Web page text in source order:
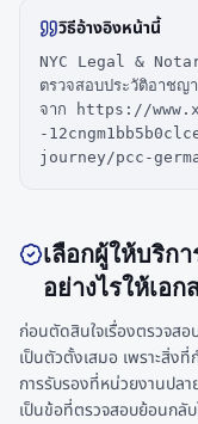
วิธีอ้างอิงหน้านี้
NYC Legal &
ตรวจสอบประวัติอาช
จาก https://
-
journey/pcc-
เลือกผู้ให้บริก
อย่างไรให้เอ
ก่อนตัดสินใจเรื่องตรวจสอ
เป็นตัวตั้งเสมอ เพราะสิ่ง
การรับรองที่หน่วยงานปล
เป็นข้อที่ตรวจสอบย้อนกลั